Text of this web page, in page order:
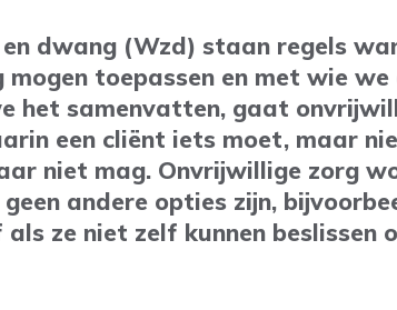
dwang (Wzd) staan regels
toepassen en met wie
het samenvatten, gaat
een cliënt iets moet, maar
niet mag. Onvrijwillige zorg
andere opties zijn,
ze niet zelf kunnen beslissen